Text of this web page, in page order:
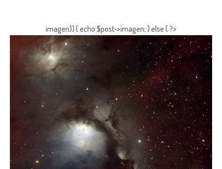
imagen)) { echo $post->imagen; } else { ?>